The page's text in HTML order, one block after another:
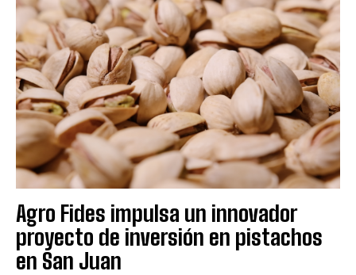
Agro Fides impulsa un innovador
proyecto de inversión en pistachos
en San Juan